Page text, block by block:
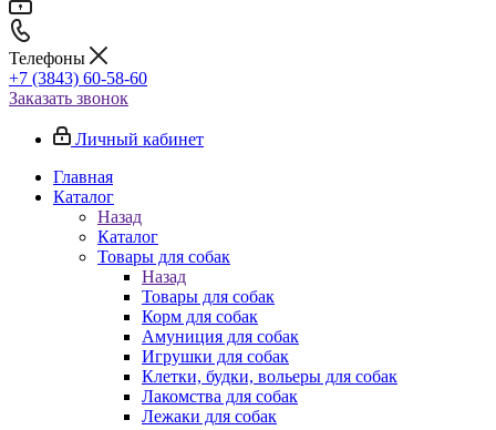
Телефоны
+7 (3843) 60-58-60
Заказать звонок
Личный кабинет
Главная
Каталог
Назад
Каталог
Товары для собак
Назад
Товары для собак
Корм для собак
Амуниция для собак
Игрушки для собак
Клетки, будки, вольеры для собак
Лакомства для собак
Лежаки для собак